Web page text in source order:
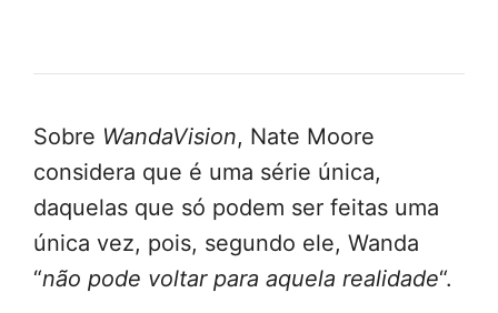
Sobre WandaVision, Nate Moore
considera que é uma série única,
daquelas que só podem ser feitas uma
única vez, pois, segundo ele, Wanda
“não pode voltar para aquela realidade“.